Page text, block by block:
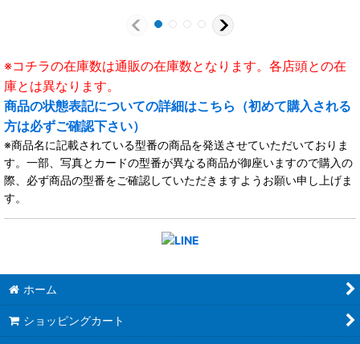
※コチラの在庫数は通販の在庫数となります。各店頭との在
庫とは異なります。
商品の状態表記についての詳細はこちら（初めて購入される
方は必ずご確認下さい）
※商品名に記載されている型番の商品を発送させていただいておりま
す。一部、写真とカードの型番が異なる商品が御座いますので購入の
際、必ず商品の型番をご確認していただきますようお願い申し上げま
す。
ホーム
ショッピングカート